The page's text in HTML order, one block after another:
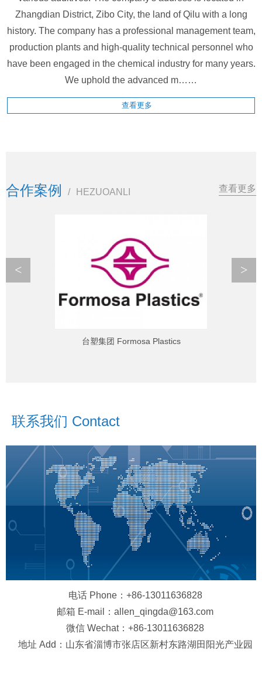
Zhangdian District, Zibo City, the land of Qilu with a long
history. The company has a professional management team,
production plants and high-quality technical personnel who
have been engaged in the chemical industry for many years.
We uphold the advanced m……
查看更多
合作案例 / HEZUOANLI 查看更多
台塑集团 Formosa Plastics
< >
联系我们 Contact
电话 Phone：+86-13011636828
邮箱 E-mail：allen_qingda@163.com
微信 Wechat：+86-13011636828
地址 Add：山东省淄博市张店区新村东路湖田阳光产业园